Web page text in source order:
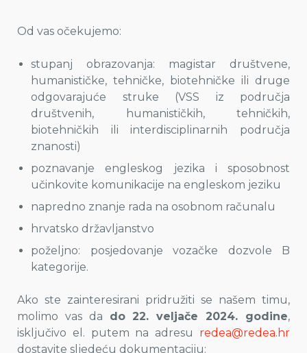
Od vas očekujemo:
stupanj obrazovanja: magistar društvene,
humanističke, tehničke, biotehničke ili druge
odgovarajuće struke (VSS iz područja
društvenih, humanističkih, tehničkih,
biotehničkih ili interdisciplinarnih područja
znanosti)
poznavanje engleskog jezika i sposobnost
učinkovite komunikacije na engleskom jeziku
napredno znanje rada na osobnom računalu
hrvatsko državljanstvo
poželjno: posjedovanje vozačke dozvole B
kategorije.
Ako ste zainteresirani pridružiti se našem timu,
molimo vas da do 22. veljače 2024. godine,
isključivo el. putem na adresu redea@redea.hr
dostavite sljedeću dokumentaciju: